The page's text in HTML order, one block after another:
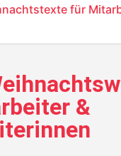
für
&